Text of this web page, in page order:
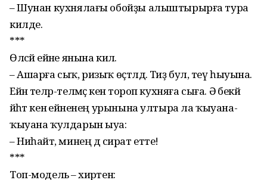
– Шунан кухнялағы обойҙы алыштырырға тура
килде.
***
Өләсәй ейәне янына килә.
– Ашарға сыҡ, ризыҡ өҫтәлдә. Тиҙ бул, әтеү һыуына.
Ейән теләр-теләмәҫ кенә тороп кухняға сыға. Ә әбекәй
йәһәт кенә ейәненең урынына ултыра ла ҡыуана-
ҡыуана ҡул­дарын ыуа:
– Ниһайәт, минең дә сират етте!
***
Топ-модель – әхирәте­нә: